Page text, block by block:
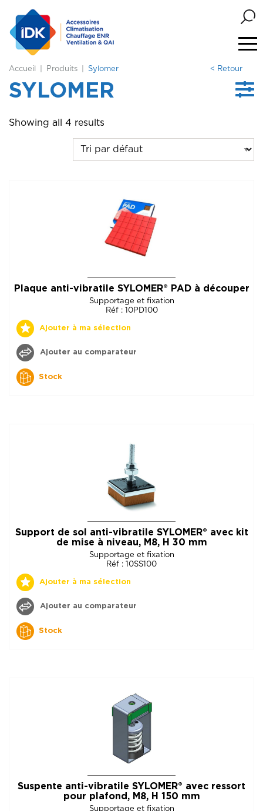
Accueil Produits Sylomer < Retour
SYLOMER
Showing all 4 results
Plaque anti-vibratile SYLOMER® PAD à découper
Supportage et fixation
Réf : 10PD100
Ajouter à ma sélection
Ajouter au comparateur
Stock
Support de sol anti-vibratile SYLOMER® avec kit
de mise à niveau, M8, H 30 mm
Supportage et fixation
Réf : 10SS100
Ajouter à ma sélection
Ajouter au comparateur
Stock
Suspente anti-vibratile SYLOMER® avec ressort
pour plafond, M8, H 150 mm
Supportage et fixation